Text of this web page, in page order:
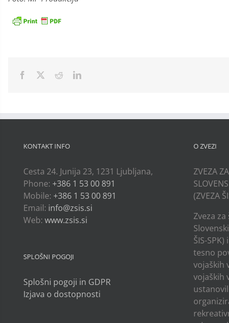
Facebook RedditLinkedIn
KONTAKT INFO
Cesta 24. Junija 23, 1231 Ljubljana,
Phone: +386 1 53 00 891
Mobile: +386 1 53 00 891
Email: info@zsis.si
Web: www.zsis.si
SPLOŠNI POGOJI
Splošni pogoji in GDPR
Izjava o dostopnosti
O ZVEZI
ZVEZA
(ZVEZA
Zveza
ŠIS-
tesno
vojaških
vojaških